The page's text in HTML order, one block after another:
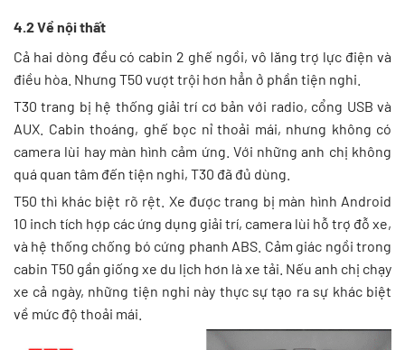
4.2 Về nội thất
Cả hai dòng đều có cabin 2 ghế ngồi, vô lăng trợ lực điện và
điều hòa. Nhưng T50 vượt trội hơn hẳn ở phần tiện nghi.
T30 trang bị hệ thống giải trí cơ bản với radio, cổng USB và
AUX. Cabin thoáng, ghế bọc nỉ thoải mái, nhưng không có
camera lùi hay màn hình cảm ứng. Với những anh chị không
quá quan tâm đến tiện nghi, T30 đã đủ dùng.
T50 thì khác biệt rõ rệt. Xe được trang bị màn hình Android
10 inch tích hợp các ứng dụng giải trí, camera lùi hỗ trợ đỗ xe,
và hệ thống chống bó cứng phanh ABS. Cảm giác ngồi trong
cabin T50 gần giống xe du lịch hơn là xe tải. Nếu anh chị chạy
xe cả ngày, những tiện nghi này thực sự tạo ra sự khác biệt
về mức độ thoải mái.